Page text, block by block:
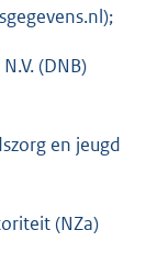
(DNB)
en jeugd
(NZa)